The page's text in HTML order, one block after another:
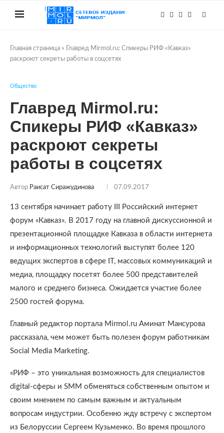
Главная страница »
Главред Mirmol.ru: Спикеры РИФ «Кавказ»
раскроют секреты работы в соцсетях
Общество
Главред Mirmol.ru:
Спикеры РИФ «Кавказ»
раскроют секреты
работы в соцсетях
Автор Раисат Сиражудинова 07.09.2017
13 сентября начинает работу III Российский интернет
форум «Кавказ». В 2017 году на главной дискуссионной и
презентационной площадке Кавказа в области интернета
и информационных технологий выступят более 120
ведущих экспертов в сфере IT, массовых коммуникаций и
медиа, площадку посетят более 500 представителей
малого и среднего бизнеса. Ожидается участие более
2500 гостей форума.
Главный редактор портала Mirmol.ru Аминат Мансурова
рассказала, чем может быть полезен форум работникам
Social Media Marketing.
«РИФ – это уникальная возможность для специалистов
digital-сферы и SMM обменяться собственным опытом и
своим мнением по самым важным и актуальным
вопросам индустрии. Особенно жду встречу с экспертом
из Белоруссии Сергеем Кузьменко. Во время прошлого